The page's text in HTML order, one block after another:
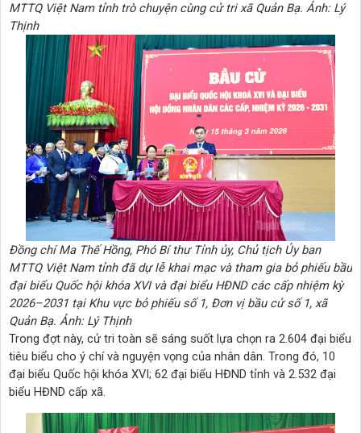
MTTQ Việt Nam tỉnh trò chuyện cùng cử tri xã Quản Bạ. Ảnh: Lý
Thịnh
Đồng chí Ma Thế Hồng, Phó Bí thư Tỉnh ủy, Chủ tịch Ủy ban
MTTQ Việt Nam tỉnh đã dự lễ khai mạc và tham gia bỏ phiếu bầu
đại biểu Quốc hội khóa XVI và đại biểu HĐND các cấp nhiệm kỳ
2026–2031 tại Khu vực bỏ phiếu số 1, Đơn vị bầu cử số 1, xã
Quản Bạ. Ảnh: Lý Thịnh
Trong đợt này, cử tri toàn sẽ sáng suốt lựa chọn ra 2.604 đại biểu
tiêu biểu cho ý chí và nguyện vọng của nhân dân. Trong đó, 10
đại biểu Quốc hội khóa XVI; 62 đại biểu HĐND tỉnh và 2.532 đại
biểu HĐND cấp xã.